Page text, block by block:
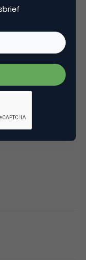
Degene die
en de
recognition)
die in
de User